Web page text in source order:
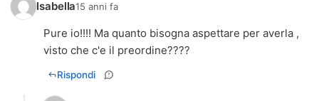
Isabella15 anni fa
Pure io!!!! Ma quanto bisogna aspettare per averla ,
visto che c'e il preordine????
Rispondi